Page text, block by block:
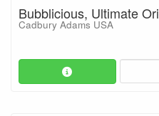
Bubblicious, Ultimate
Cadbury Adams USA